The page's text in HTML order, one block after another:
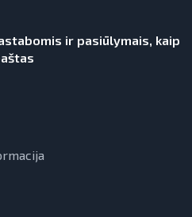
ir pasiūlymais, kaip